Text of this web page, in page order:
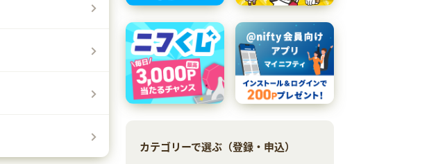
カテゴリーで選ぶ（登録・申込）